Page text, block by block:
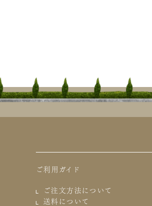
ご利用ガイド
ご注文方法について
送料について